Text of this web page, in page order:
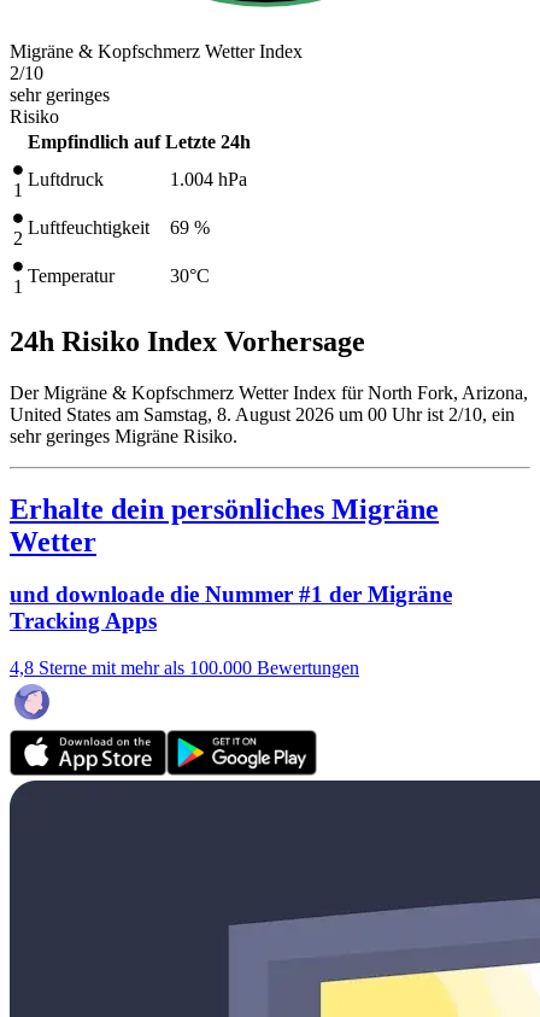
Migräne & Kopfschmerz Wetter Index
2/10
sehr geringes
Risiko
Empfindlich auf Letzte 24h
1
Luftdruck 1.004 hPa
2
Luftfeuchtigkeit 69 %
1
Temperatur 30°C
24h Risiko Index Vorhersage
Der Migräne & Kopfschmerz Wetter Index für North Fork, Arizona,
United States am Samstag, 8. August 2026 um 00 Uhr ist 2/10, ein
sehr geringes Migräne Risiko.
Erhalte dein persönliches Migräne
Wetter
und downloade die Nummer #1 der Migräne
Tracking Apps
4,8 Sterne mit mehr als 100.000 Bewertungen